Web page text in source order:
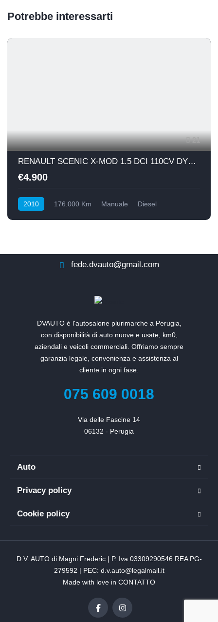
Potrebbe interessarti
21
RENAULT SCENIC X-MOD 1.5 DCI 110CV DYNAMIQUE
€4.900
2010 176.000 Km Manuale
Diesel
fede.dvauto@gmail.com
DVAUTO è l'autosalone plurimarche a Perugia,
con disponibilità di auto nuove e usate, km0,
aziendali e veicoli commerciali. Offriamo sempre
garanzia legale, convenienza e assistenza al
cliente in ogni fase.
075 609 0018
Via delle Fascine 14
06132 - Perugia
Auto
Privacy policy
Cookie policy
D.V. AUTO di Magni Frederic | P. Iva 03309290546 REA PG-
279592 | PEC: d.v.auto@legalmail.it
Made with love in CONTATTO